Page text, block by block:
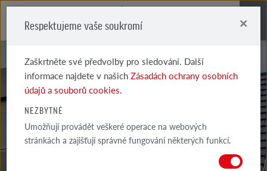
RADY
Respektujeme vaše soukromí ×
Zaškrtněte své předvolby pro sledování. Další
informace najdete v našichZásadách ochrany osobních
údajů a souborů cookies.
NEZBYTNÉ
Umožňují provádět veškeré operace na webových
stránkách a zajišťují správné fungování některých funkcí.